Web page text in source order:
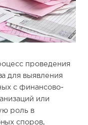
проведения
для выявления
с финансово-
или
роль в
споров,